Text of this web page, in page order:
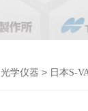
光学仪器 > 日本S-